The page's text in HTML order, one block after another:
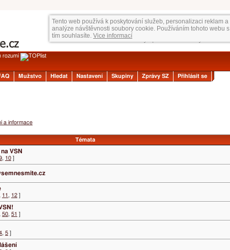
Tento web používá k poskytování služeb, personalizaci reklam a
analýze návštěvnosti soubory cookie. Používáním tohoto webu s
tím souhlasíte. Vice informací
rozumí
Mužstvo Hledat Nastavení Skupiny Zprávy SZ Přihlásit se
a informace
Témata
VSN
, 10 ]
11 , 12 ]
50, 51 ]
, 5 ]